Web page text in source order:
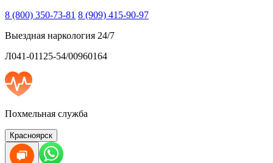
8 (800) 350-73-81 8 (909) 415-90-97
Выездная наркология 24/7
Л041-01125-54/00960164
Похмельная служба
Красноярск